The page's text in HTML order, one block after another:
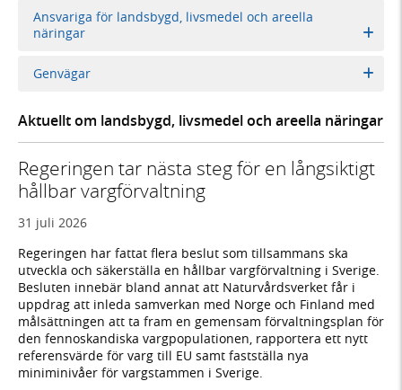
Ansvariga för landsbygd, livsmedel och areella
näringar
Genvägar
Aktuellt om landsbygd, livsmedel och areella näringar
Regeringen tar nästa steg för en långsiktigt
hållbar vargförvaltning
31 juli 2026
Regeringen har fattat flera beslut som tillsammans ska
utveckla och säkerställa en hållbar vargförvaltning i Sverige.
Besluten innebär bland annat att Naturvårdsverket får i
uppdrag att inleda samverkan med Norge och Finland med
målsättningen att ta fram en gemensam förvaltningsplan för
den fennoskandiska vargpopulationen, rapportera ett nytt
referensvärde för varg till EU samt fastställa nya
miniminivåer för vargstammen i Sverige.